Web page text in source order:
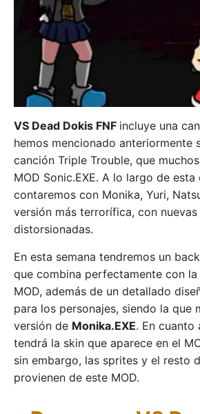
VS Dead Dokis FNF incluye una
hemos mencionado anteriormente
canción Triple Trouble, que
MOD Sonic.EXE. A lo largo de esta
contaremos con Monika, Yuri,
versión más terrorífica, con
distorsionadas.
En esta semana tendremos un
que combina perfectamente con
MOD, además de un detallado
para los personajes, siendo la que
versión de Monika.EXE. En cuanto
tendrá la skin que aparece en el
sin embargo, las sprites y el resto
provienen de este MOD.